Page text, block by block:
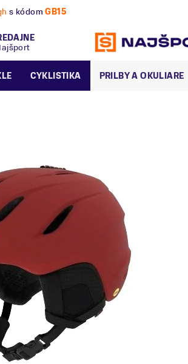
letnú a zimnú sezónu už dnes!
CYKLISTIKA PRILBY A OKULIARE